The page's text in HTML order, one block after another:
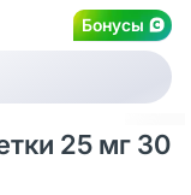
Бонусы
25 мг 30